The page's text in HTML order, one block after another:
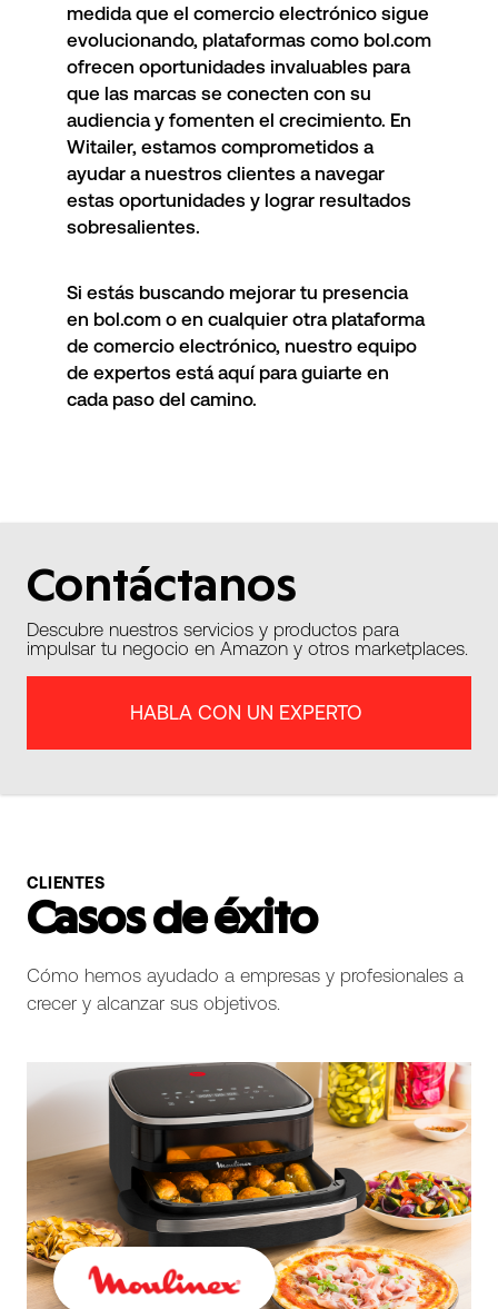
medida que el comercio electrónico sigue
evolucionando, plataformas como bol.com
ofrecen oportunidades invaluables para
que las marcas se conecten con su
audiencia y fomenten el crecimiento. En
Witailer, estamos comprometidos a
ayudar a nuestros clientes a navegar
estas oportunidades y lograr resultados
sobresalientes.
Si estás buscando mejorar tu presencia
en bol.com o en cualquier otra plataforma
de comercio electrónico, nuestro equipo
de expertos está aquí para guiarte en
cada paso del camino.
Contáctanos
Descubre nuestros servicios y productos para
impulsar tu negocio en Amazon y otros marketplaces.
HABLA CON UN EXPERTO
CLIENTES
Casos de éxito
Cómo hemos ayudado a empresas y profesionales a
crecer y alcanzar sus objetivos.